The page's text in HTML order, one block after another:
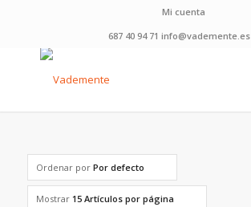
Mi cuenta
687 40 94 71 info@vademente.es
Ordenar por Por defecto
Mostrar 15 Artículos por página